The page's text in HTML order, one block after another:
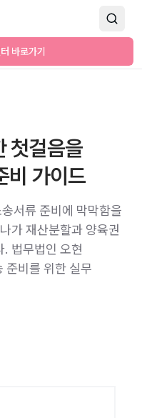
바로가기
첫걸음을
비 가이드
서류 준비에 막막함을
가 재산분할과 양육권
법무법인 오현
준비를 위한 실무